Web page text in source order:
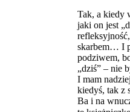
Tak, a kiedy
jaki on jest
skarbem… I
podziwem,
„dziś” – nie
I mam
kiedyś, tak z
Ba i na